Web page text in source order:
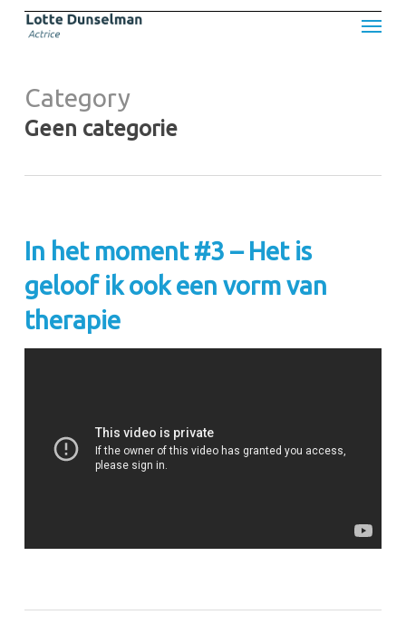
Skip
Menu
Category
Geen categorie
In het moment #3 – Het is
geloof ik ook een vorm van
therapie